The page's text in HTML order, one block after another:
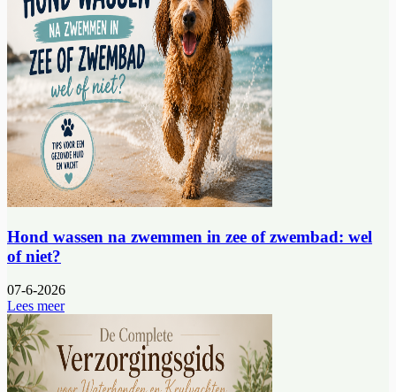
Hond wassen na zwemmen in zee of zwembad: wel
of niet?
07-6-2026
Lees meer